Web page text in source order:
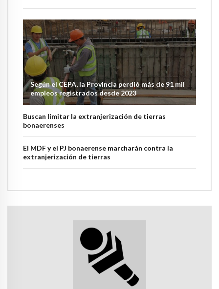
Según el CEPA, la Provincia perdió más de 91 mil
empleos registrados desde 2023
Buscan limitar la extranjerización de tierras
bonaerenses
El MDF y el PJ bonaerense marcharán contra la
extranjerización de tierras